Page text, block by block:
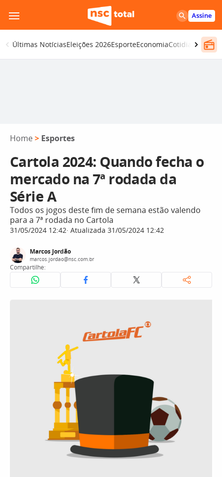
para
o
conteúdo
Assine
Últimas NotíciasEleições 2026EsporteEconomiaCotidiano
Home > Esportes
Cartola 2024: Quando fecha o
mercado na 7ª rodada da
Série A
Todos os jogos deste fim de semana estão valendo
para a 7ª rodada no Cartola
31/05/2024 12:42 Atualizada 31/05/2024 12:42
Marcos Jordão
marcos.jordao@nsc.com.br
Compartilhe: